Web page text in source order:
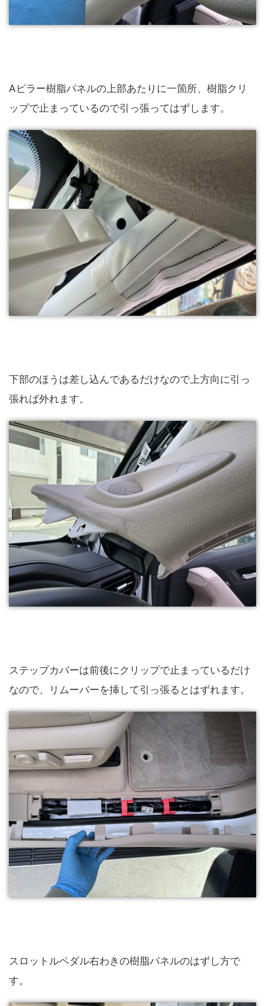
Aピラー樹脂パネルの上部あたりに一箇所、樹脂クリ
ップで止まっているので引っ張ってはずします。
下部のほうは差し込んであるだけなので上方向に引っ
張れば外れます。
ステップカバーは前後にクリップで止まっているだけ
なので、リムーバーを挿して引っ張るとはずれます。
スロットルペダル右わきの樹脂パネルのはずし方で
す。